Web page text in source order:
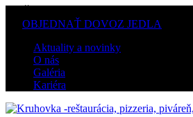
OBJEDNAŤ DOVOZ JEDLA
Aktuality a novinky
O nás
Galéria
Kariéra